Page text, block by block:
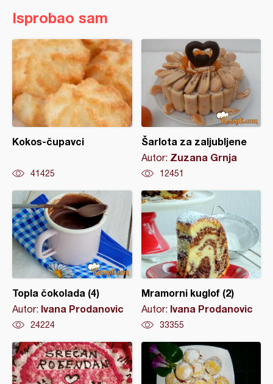
Isprobao sam
Kokos-čupavci
41425
Šarlota za zaljubljene
Autor: Zuzana Grnja
12451
Topla čokolada (4)
Autor: Ivana Prodanovic
24224
Mramorni kuglof (2)
Autor: Ivana Prodanovic
33355